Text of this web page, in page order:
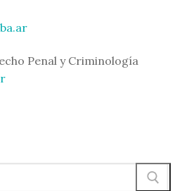
Penal y Criminología